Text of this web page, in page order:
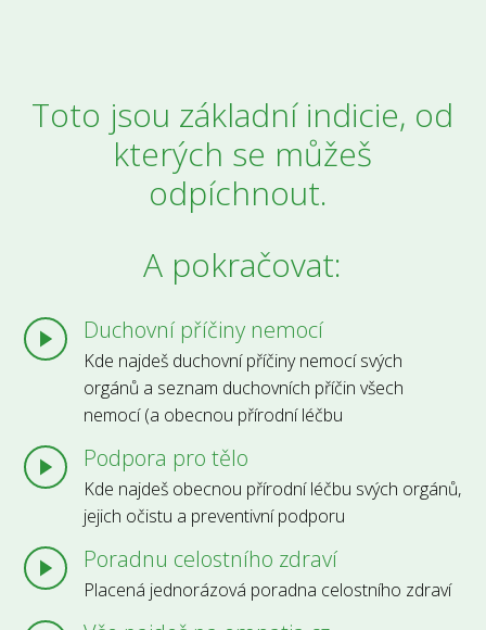
Toto jsou základní indicie, od
kterých se můžeš
odpíchnout.
A pokračovat:
Duchovní příčiny nemocí
Kde najdeš duchovní příčiny nemocí svých
orgánů a seznam duchovních příčin všech
nemocí (a obecnou přírodní léčbu
Podpora pro tělo
Kde najdeš obecnou přírodní léčbu svých orgánů,
jejich očistu a preventivní podporu
Poradnu celostního zdraví
Placená jednorázová poradna celostního zdraví